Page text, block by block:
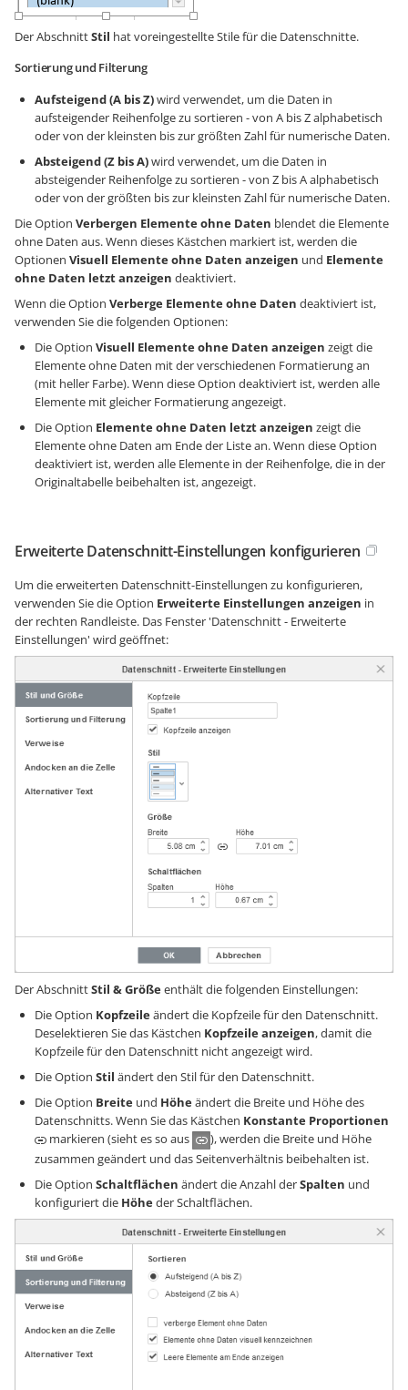
Der AbschnittStil hat voreingestellte Stile für die Datenschnitte.
Sortierung und Filterung
Aufsteigend (A bis Z)wird verwendet, um die Daten in
aufsteigender Reihenfolge zu sortieren - von A bis Z alphabetisch
oder von der kleinsten bis zur größten Zahl für numerische Daten.
Absteigend (Z bis A)wird verwendet, um die Daten in
absteigender Reihenfolge zu sortieren - von Z bis A alphabetisch
oder von der größten bis zur kleinsten Zahl für numerische Daten.
Die Option Verbergen Elemente ohne Daten blendet die Elemente
ohne Daten aus. Wenn dieses Kästchen markiert ist, werden die
Optionen Visuell Elemente ohne Daten anzeigen und Elemente
ohne Daten letzt anzeigen deaktiviert.
Wenn die Option Verberge Elemente ohne Daten deaktiviert ist,
verwenden Sie die folgenden Optionen:
Die Option Visuell Elemente ohne Daten anzeigen zeigt die
Elemente ohne Daten mit der verschiedenen Formatierung an
(mit heller Farbe). Wenn diese Option deaktiviert ist, werden alle
Elemente mit gleicher Formatierung angezeigt.
Die Option Elemente ohne Daten letzt anzeigen zeigt die
Elemente ohne Daten am Ende der Liste an. Wenn diese Option
deaktiviert ist, werden alle Elemente in der Reihenfolge, die in der
Originaltabelle beibehalten ist, angezeigt.
Erweiterte Datenschnitt-Einstellungen konfigurieren
Um die erweiterten Datenschnitt-Einstellungen zu konfigurieren,
verwenden Sie die Option Erweiterte Einstellungen anzeigen in
der rechten Randleiste. Das Fenster 'Datenschnitt - Erweiterte
Einstellungen' wird geöffnet:
Der AbschnittStil & Größeenthält die folgenden Einstellungen:
Die Option Kopfzeileändert die Kopfzeile für den Datenschnitt.
Deselektieren Sie das Kästchen Kopfzeile anzeigen, damit die
Kopfzeile für den Datenschnitt nicht angezeigt wird.
Die Option Stil ändert den Stil für den Datenschnitt.
Die Option Breite und Höheändert die Breite und Höhe des
Datenschnitts. Wenn Sie das Kästchen Konstante Proportionen
markieren (sieht es so aus
), werden die Breite und Höhe
zusammen geändert und das Seitenverhältnis beibehalten ist.
Die Option Schaltflächen ändert die Anzahl derSpalten und
konfiguriert die Höheder Schaltflächen.